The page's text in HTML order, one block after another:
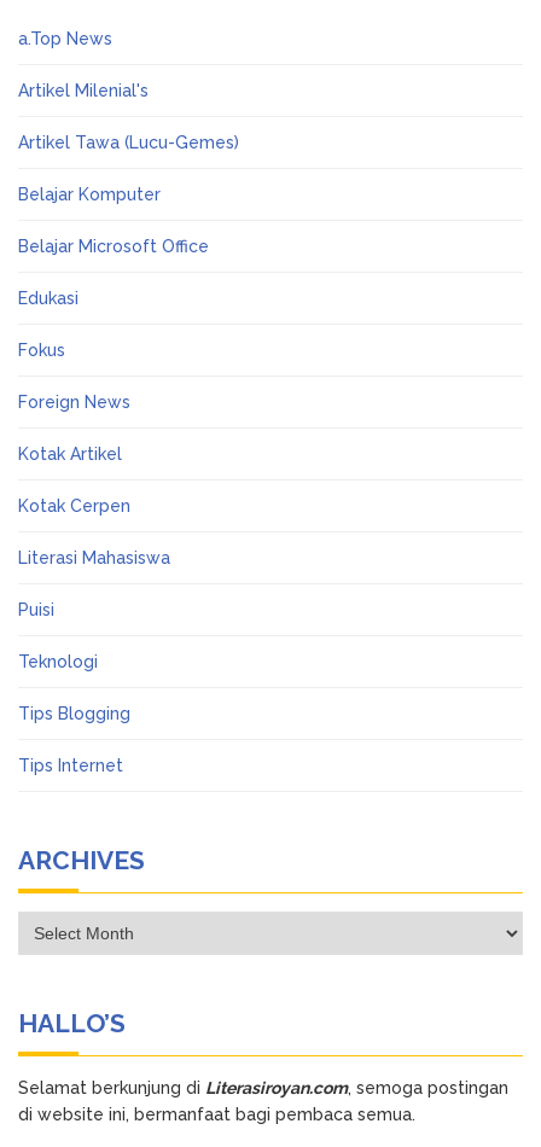
a.Top News
Artikel Milenial's
Artikel Tawa (Lucu-Gemes)
Belajar Komputer
Belajar Microsoft Office
Edukasi
Fokus
Foreign News
Kotak Artikel
Kotak Cerpen
Literasi Mahasiswa
Puisi
Teknologi
Tips Blogging
Tips Internet
ARCHIVES
Archives
HALLO’S
Selamat berkunjung di Literasiroyan.com, semoga postingan
di website ini, bermanfaat bagi pembaca semua.